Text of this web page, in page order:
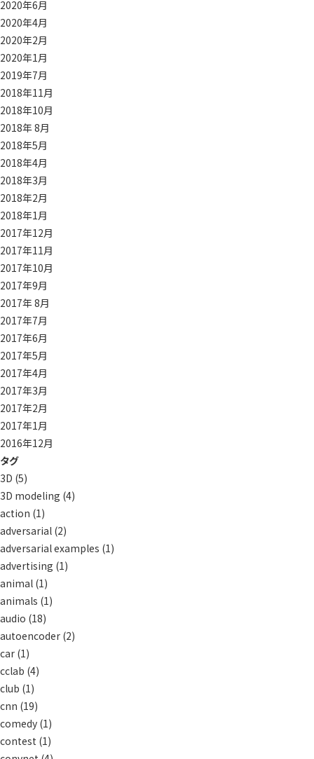
2020年6月
2020年4月
2020年2月
2020年1月
2019年7月
2018年11月
2018年10月
2018年 8月
2018年5月
2018年4月
2018年3月
2018年2月
2018年1月
2017年12月
2017年11月
2017年10月
2017年9月
2017年 8月
2017年7月
2017年6月
2017年5月
2017年4月
2017年3月
2017年2月
2017年1月
2016年12月
タグ
3D (5)
3D modeling (4)
action (1)
adversarial (2)
adversarial examples (1)
advertising (1)
animal (1)
animals (1)
audio (18)
autoencoder (2)
car (1)
cclab (4)
club (1)
cnn (19)
comedy (1)
contest (1)